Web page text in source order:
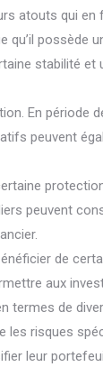
atouts qui
qu’il
stabilité
En
peuvent
peuvent
de
aux
termes de
risques
leur